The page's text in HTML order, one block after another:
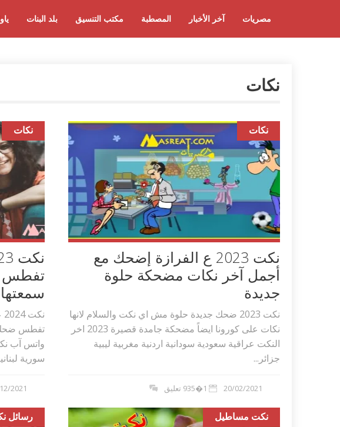
بلد البنات مكتب التنسيق المصطبة آخر الأخبار مصريات
نكات
نكات
تفطس
واتس آب
سورية
2021
نكات
نكت 2023 ع الفرازة إضحك مع
أجمل آخر نكات مضحكة حلوة
جديدة
نكت 2023 ضحك جديدة حلوة مش اي نكت والسلام لانها
نكات على كورونا ايضاً مضحكة جامدة قصيرة 2023 اخر
النكت عراقية سعودية سودانية اردنية مغربية ليبية
جزائر...
20/02/2021 1�935 تعليق
رسائل نكت مساطيل